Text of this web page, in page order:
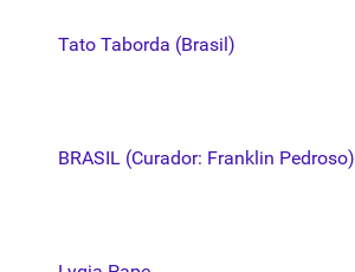
Tato Taborda (Brasil)
BRASIL (Curador: Franklin Pedroso)